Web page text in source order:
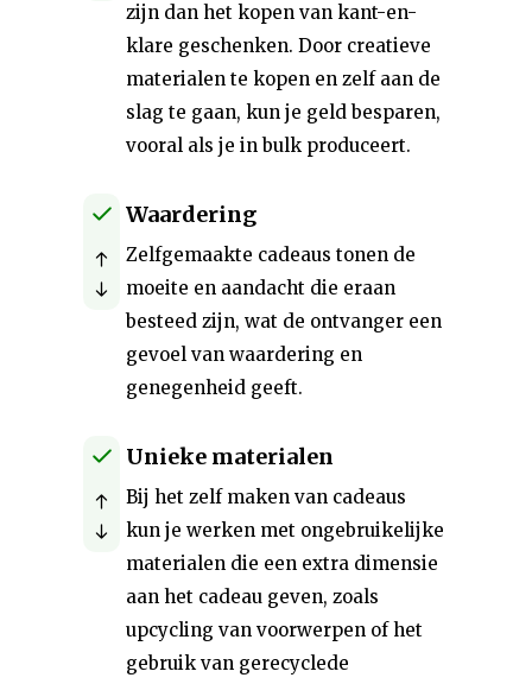
zijn dan het kopen van kant-en-
klare geschenken. Door creatieve
materialen te kopen en zelf aan de
slag te gaan, kun je geld besparen,
vooral als je in bulk produceert.
Waardering
Zelfgemaakte cadeaus tonen de
moeite en aandacht die eraan
besteed zijn, wat de ontvanger een
gevoel van waardering en
genegenheid geeft.
Unieke materialen
Bij het zelf maken van cadeaus
kun je werken met ongebruikelijke
materialen die een extra dimensie
aan het cadeau geven, zoals
upcycling van voorwerpen of het
gebruik van gerecyclede